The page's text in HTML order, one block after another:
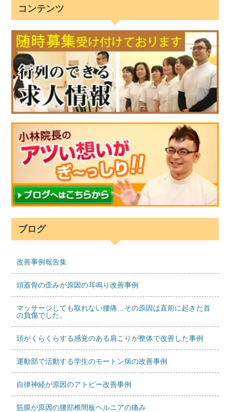
コンテンツ
ブログ
改善事例報告集
頭蓋骨の歪みが原因の耳鳴り改善事例
マッサージしても取れない腰痛…その原因は直前に起きた首
の負傷でした。
頭がくらくらする感覚のある肩こりが整体で改善した事例
運動部で活動する学生のモートン病の改善事例
自律神経が原因のアトピー改善事例
筋膜が原因の腰部椎間板ヘルニアの痛み